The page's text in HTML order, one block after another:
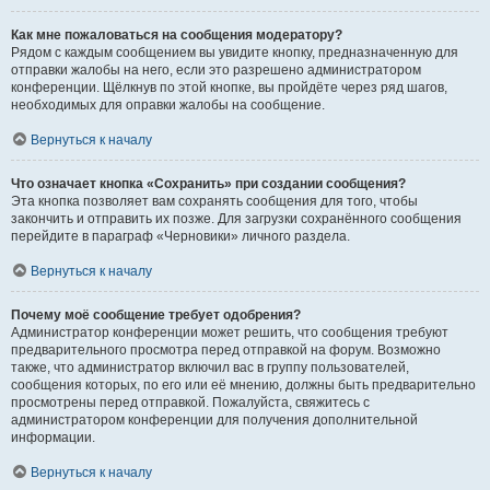
Как мне пожаловаться на сообщения модератору?
Рядом с каждым сообщением вы увидите кнопку, предназначенную для
отправки жалобы на него, если это разрешено администратором
конференции. Щёлкнув по этой кнопке, вы пройдёте через ряд шагов,
необходимых для оправки жалобы на сообщение.
Вернуться к началу
Что означает кнопка «Сохранить» при создании сообщения?
Эта кнопка позволяет вам сохранять сообщения для того, чтобы
закончить и отправить их позже. Для загрузки сохранённого сообщения
перейдите в параграф «Черновики» личного раздела.
Вернуться к началу
Почему моё сообщение требует одобрения?
Администратор конференции может решить, что сообщения требуют
предварительного просмотра перед отправкой на форум. Возможно
также, что администратор включил вас в группу пользователей,
сообщения которых, по его или её мнению, должны быть предварительно
просмотрены перед отправкой. Пожалуйста, свяжитесь с
администратором конференции для получения дополнительной
информации.
Вернуться к началу